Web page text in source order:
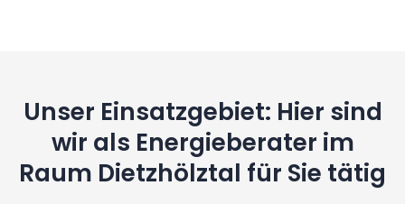
Unser Einsatzgebiet: Hier sind
wir als Energieberater im
Raum Dietzhölztal für Sie tätig